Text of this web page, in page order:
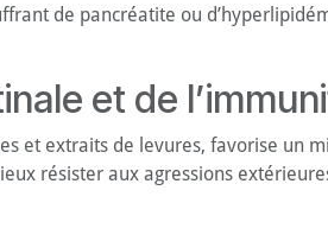
de pancréatite ou
et de
et extraits de levures, favorise un
résister aux agressions